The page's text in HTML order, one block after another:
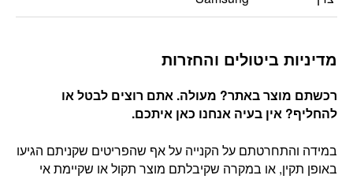
מדיניות ביטולים והחזרות
רכשתם מוצר באתר? מעולה. אתם רוצים לבטל או
להחליף? אין בעיה אנחנו כאן איתכם.
במידה והתחרטתם על הקנייה על אף שהפריטים שקניתם הגיעו
באופן תקין, או במקרה שקיבלתם מוצר תקול או שקיימת אי